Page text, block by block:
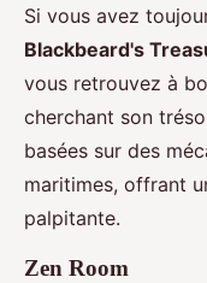
Si vous avez
Blackbeard's
vous retrouvez à
cherchant son
basées sur des
maritimes, offrant
palpitante.
Zen Room